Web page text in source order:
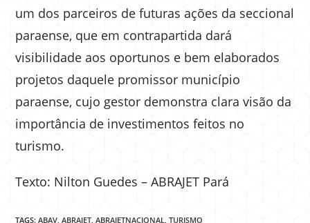
um dos parceiros de futuras ações da seccional
paraense, que em contrapartida dará
visibilidade aos oportunos e bem elaborados
projetos daquele promissor município
paraense, cujo gestor demonstra clara visão da
importância de investimentos feitos no
turismo.
Texto: Nilton Guedes – ABRAJET Pará
TAGS:ABAV ABRAJET ABRAJETNACIONAL TURISMO